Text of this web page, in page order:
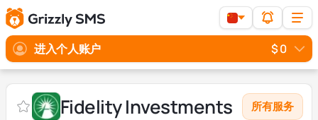
进入个人账户 $ 0
Fidelity Investments 所有服务